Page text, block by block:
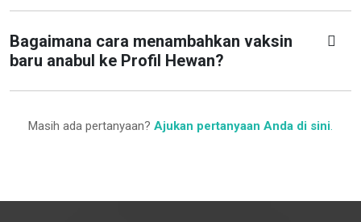
Bagaimana cara menambahkan vaksin
baru anabul ke Profil Hewan?
Masih ada pertanyaan? Ajukan pertanyaan Anda di sini.